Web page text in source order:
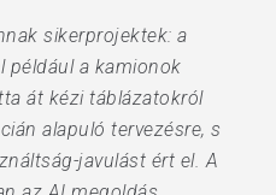
sikerprojektek: a
például a kamionok
át kézi táblázatokról
alapuló tervezésre, s
javulást ért el. A